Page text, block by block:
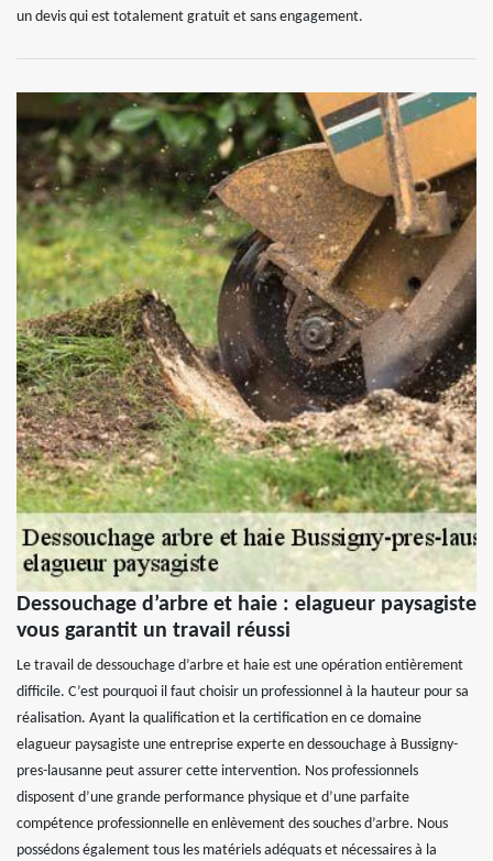
un devis qui est totalement gratuit et sans engagement.
Dessouchage d’arbre et haie : elagueur paysagiste
vous garantit un travail réussi
Le travail de dessouchage d’arbre et haie est une opération entièrement
difficile. C’est pourquoi il faut choisir un professionnel à la hauteur pour sa
réalisation. Ayant la qualification et la certification en ce domaine
elagueur paysagiste une entreprise experte en dessouchage à Bussigny-
pres-lausanne peut assurer cette intervention. Nos professionnels
disposent d’une grande performance physique et d’une parfaite
compétence professionnelle en enlèvement des souches d’arbre. Nous
possédons également tous les matériels adéquats et nécessaires à la